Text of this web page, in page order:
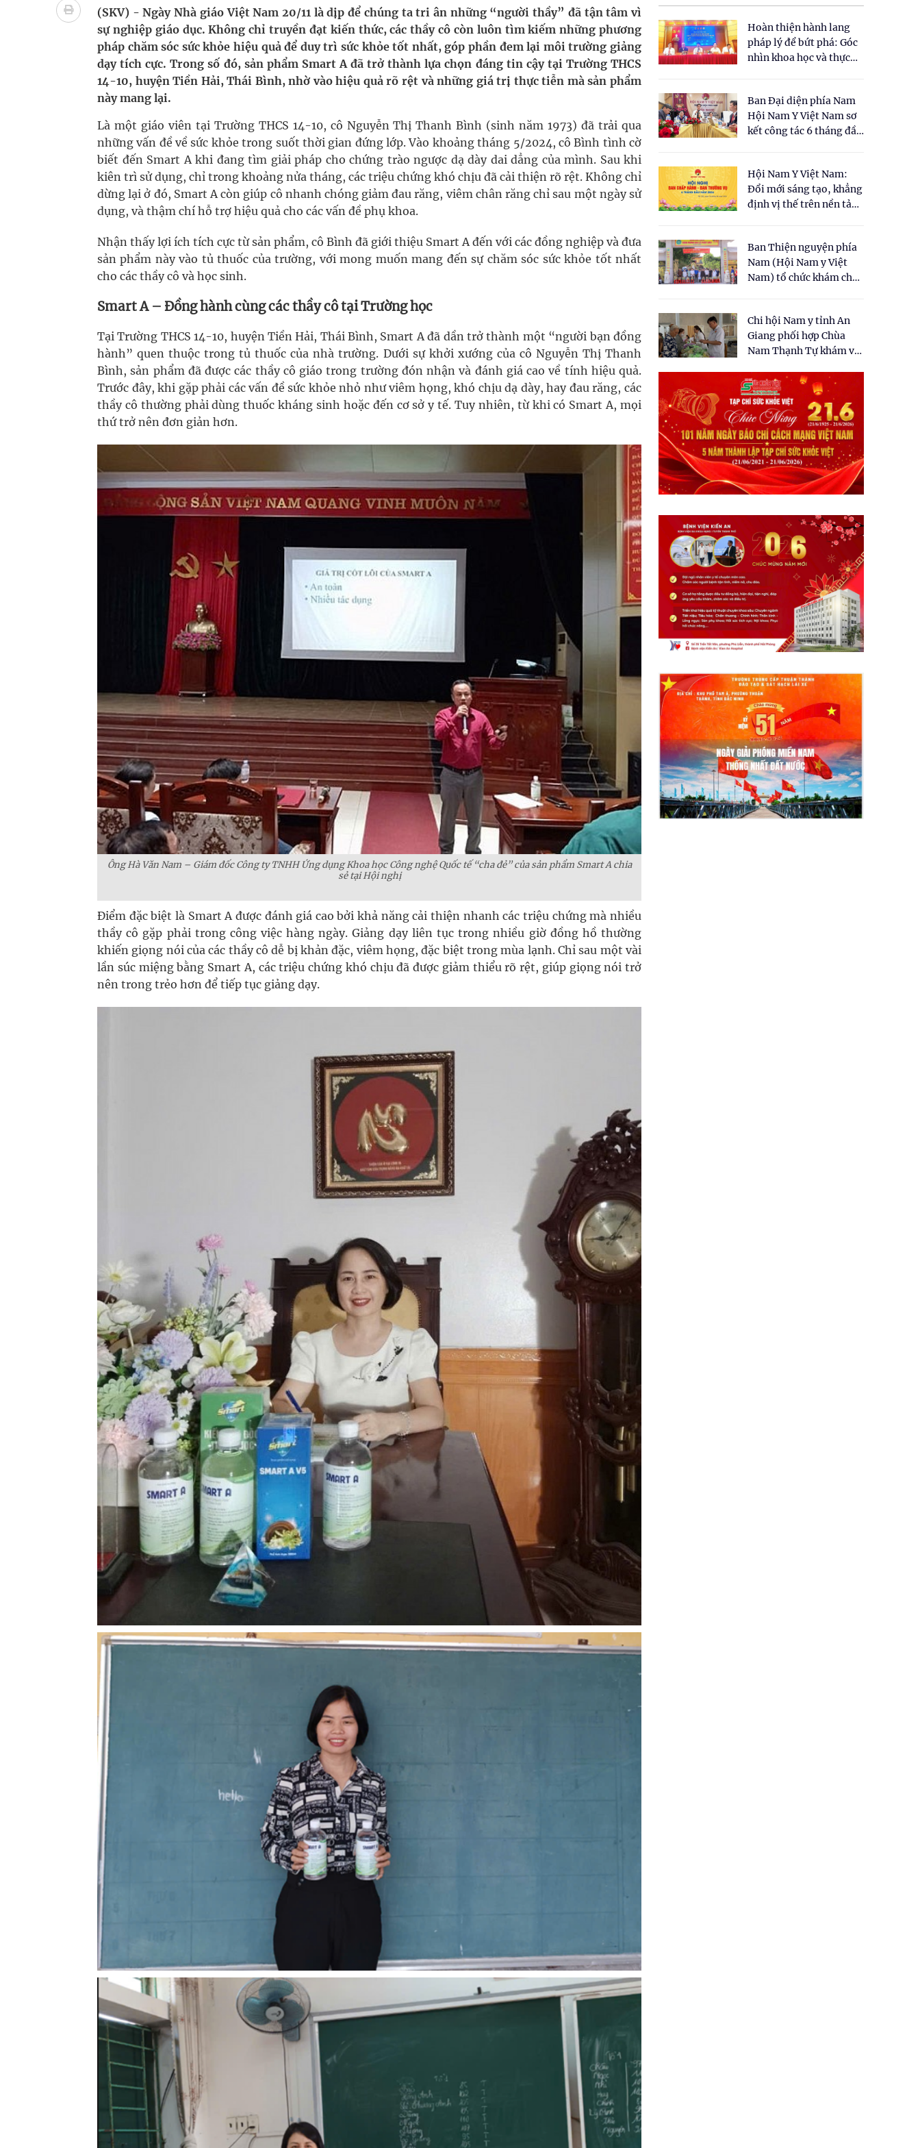
Cách âm nhạc trị liệu được “đo ni đóng giày”
Dự báo thời tiết ngày 08/8/2026: Bắc Bộ nắng nóng, nhiệt độ cao nhất 35 độ
Cảnh báo 3 thời điểm nguy hiểm trong ngày dễ xảy ra đột qụy
Đề xuất cơ chế thu hút nhân lực, nâng cao chất lượng y tế
(SKV) - Ngày Nhà giáo Việt Nam 20/11 là dịp để chúng ta tri ân những “người thầy” đã tận tâm vì
sự nghiệp giáo dục. Không chỉ truyền đạt kiến thức, các thầy cô còn luôn tìm kiếm những phương
pháp chăm sóc sức khỏe hiệu quả để duy trì sức khỏe tốt nhất, góp phần đem lại môi trường giảng
dạy tích cực. Trong số đó, sản phẩm Smart A đã trở thành lựa chọn đáng tin cậy tại Trường THCS
14-10, huyện Tiền Hải, Thái Bình, nhờ vào hiệu quả rõ rệt và những giá trị thực tiễn mà sản phẩm
này mang lại.
Là một giáo viên tại Trường THCS 14-10, cô Nguyễn Thị Thanh Bình (sinh năm 1973) đã trải qua
những vấn đề về sức khỏe trong suốt thời gian đứng lớp. Vào khoảng tháng 5/2024, cô Bình tình cờ
biết đến Smart A khi đang tìm giải pháp cho chứng trào ngược dạ dày dai dẳng của mình. Sau khi
kiên trì sử dụng, chỉ trong khoảng nửa tháng, các triệu chứng khó chịu đã cải thiện rõ rệt. Không chỉ
dừng lại ở đó, Smart A còn giúp cô nhanh chóng giảm đau răng, viêm chân răng chỉ sau một ngày sử
dụng, và thậm chí hỗ trợ hiệu quả cho các vấn đề phụ khoa.
Nhận thấy lợi ích tích cực từ sản phẩm, cô Bình đã giới thiệu Smart A đến với các đồng nghiệp và đưa
sản phẩm này vào tủ thuốc của trường, với mong muốn mang đến sự chăm sóc sức khỏe tốt nhất
cho các thầy cô và học sinh.
Smart A – Đồng hành cùng các thầy cô tại Trường học
Tại Trường THCS 14-10, huyện Tiền Hải, Thái Bình, Smart A đã dần trở thành một “người bạn đồng
hành” quen thuộc trong tủ thuốc của nhà trường. Dưới sự khởi xướng của cô Nguyễn Thị Thanh
Bình, sản phẩm đã được các thầy cô giáo trong trường đón nhận và đánh giá cao về tính hiệu quả.
Trước đây, khi gặp phải các vấn đề sức khỏe nhỏ như viêm họng, khó chịu dạ dày, hay đau răng, các
thầy cô thường phải dùng thuốc kháng sinh hoặc đến cơ sở y tế. Tuy nhiên, từ khi có Smart A, mọi
thứ trở nên đơn giản hơn.
Ông Hà Văn Nam – Giám đốc Công ty TNHH Ứng dụng Khoa học Công nghệ Quốc tế “cha đẻ” của sản phẩm Smart A chia
sẻ tại Hội nghị
Điểm đặc biệt là Smart A được đánh giá cao bởi khả năng cải thiện nhanh các triệu chứng mà nhiều
thầy cô gặp phải trong công việc hàng ngày. Giảng dạy liên tục trong nhiều giờ đồng hồ thường
khiến giọng nói của các thầy cô dễ bị khản đặc, viêm họng, đặc biệt trong mùa lạnh. Chỉ sau một vài
lần súc miệng bằng Smart A, các triệu chứng khó chịu đã được giảm thiểu rõ rệt, giúp giọng nói trở
nên trong trẻo hơn để tiếp tục giảng dạy.
Hoàn thiện hành lang
pháp lý để bứt phá: Góc
nhìn khoa học và thực
cho Luật Y dược cổ
truyền Việt Nam"
Ban Đại diện phía Nam
Hội Nam Y Việt Nam sơ
kết công tác 6 tháng đầu
Hội Nam Y Việt Nam:
Đổi mới sáng tạo, khẳng
định vị thế trên nền tảng
Ban Thiện nguyện phía
Nam (Hội Nam y Việt
Nam) tổ chức khám chữa
dân tại xã Tân Tập
Chi hội Nam y tỉnh An
Giang phối hợp Chùa
Nam Thạnh Tự khám và
nhân dân